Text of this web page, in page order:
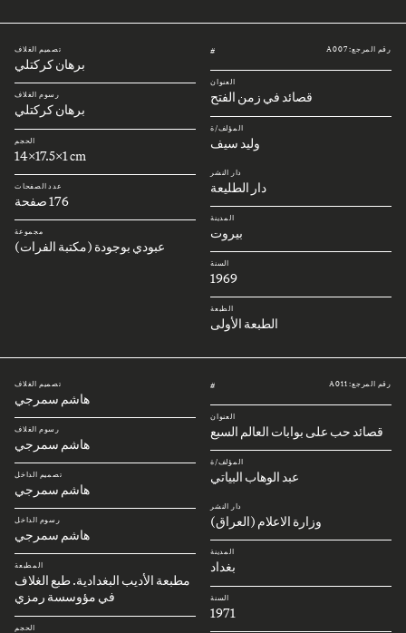
رقم المرجع: A007 #
العنوان
قصائد في زمن الفتح
المؤلف/ة
وليد سيف
دار النشر
دار الطليعة
المدينة
بيروت
السنة
1969
الطبعة
الطبعة الأولى
تصميم الغلاف
برهان كركتلي
رسوم الغلاف
برهان كركتلي
الحجم
14x17.5x1 cm
عدد الصفحات
176 صفحة
مجموعة
عبودي بوجودة (مكتبة الفرات)
رقم المرجع: A011 #
العنوان
قصائد حب على بوابات العالم السبع
المؤلف/ة
عبد الوهاب البياتي
دار النشر
وزارة الاعلام (العراق)
المدينة
بغداد
السنة
1971
تصميم الغلاف
هاشم سمرجي
رسوم الغلاف
هاشم سمرجي
تصميم الداخل
هاشم سمرجي
رسوم الداخل
هاشم سمرجي
المطبعة
مطبعة الأديب البغدادية. طبع الغلاف
في مؤوسسة رمزي
الحجم